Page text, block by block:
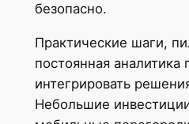
безопасно.
Практические шаги,
постоянная аналитика
интегрировать
Небольшие